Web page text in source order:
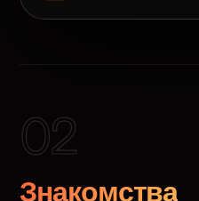
02
Знакомства